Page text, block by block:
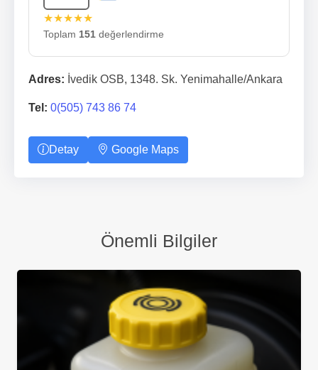
★★★★★
Toplam 151 değerlendirme
Adres: İvedik OSB, 1348. Sk. Yenimahalle/Ankara
Tel: 0(505) 743 86 74
Detay Google Maps
Önemli Bilgiler